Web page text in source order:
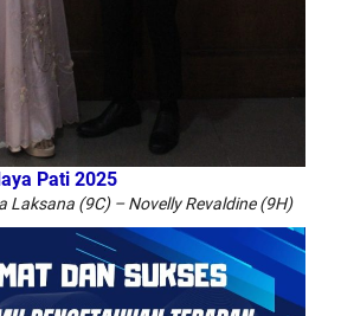
Pati 2025
Laksana (9C) – Novelly Revaldine (9H)